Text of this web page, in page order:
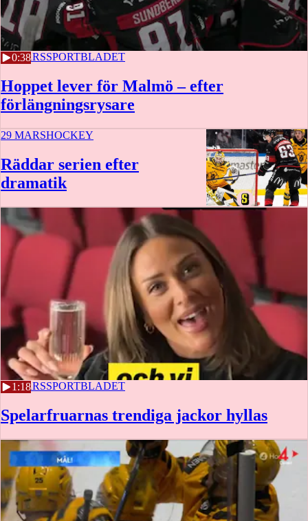
0:38
29 MARSSPORTBLADET
Hoppet lever för Malmö – efter
förlängningsrysare
29 MARSHOCKEY
Räddar serien efter
dramatik
1:18
28 MARSSPORTBLADET
Spelarfruarnas trendiga jackor hyllas